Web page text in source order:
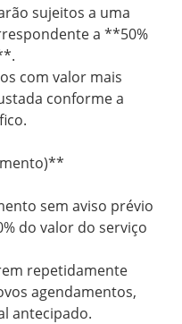
sujeitos a uma
a **50%
com valor mais
conforme a
sem aviso prévio
do valor do serviço
repetidamente
agendamentos,
antecipado.